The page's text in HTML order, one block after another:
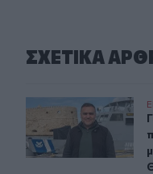
ΣΧΕΤΙΚA
Γιώργος